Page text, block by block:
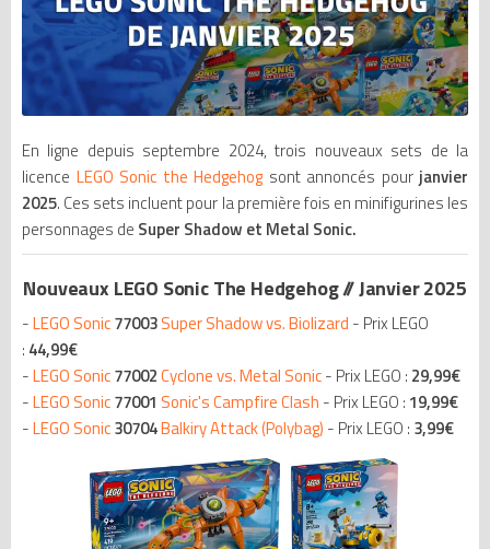
En ligne depuis septembre 2024, trois nouveaux sets de la
licence LEGO Sonic the Hedgehog sont annoncés pourjanvier
2025. Ces sets incluent pour la première fois en minifigurines les
personnages de Super Shadow et Metal Sonic.
Nouveaux LEGO Sonic The Hedgehog // Janvier 2025
-LEGO Sonic77003Super Shadow vs. Biolizard - Prix LEGO
: 44,99€
-LEGO Sonic77002Cyclone vs. Metal Sonic- Prix LEGO : 29,99€
-LEGO Sonic77001 Sonic's Campfire Clash - Prix LEGO : 19,99€
-LEGO Sonic30704Balkiry Attack (Polybag) - Prix LEGO : 3,99€